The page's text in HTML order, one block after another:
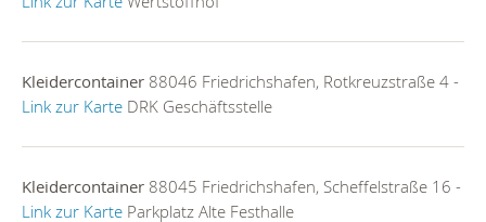
Kleidercontainer 88046 Friedrichshafen, Rotkreuzstraße 4 -
Link zur Karte DRK Geschäftsstelle
Kleidercontainer 88045 Friedrichshafen, Scheffelstraße 16 -
Link zur Karte Parkplatz Alte Festhalle